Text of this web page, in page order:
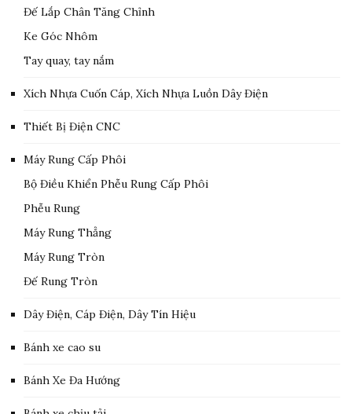
Đế Lắp Chân Tăng Chỉnh
Ke Góc Nhôm
Tay quay, tay nắm
Xích Nhựa Cuốn Cáp, Xích Nhựa Luồn Dây Điện
Thiết Bị Điện CNC
Máy Rung Cấp Phôi
Bộ Điều Khiển Phễu Rung Cấp Phôi
Phễu Rung
Máy Rung Thẳng
Máy Rung Tròn
Đế Rung Tròn
Dây Điện, Cáp Điện, Dây Tín Hiệu
Bánh xe cao su
Bánh Xe Đa Hướng